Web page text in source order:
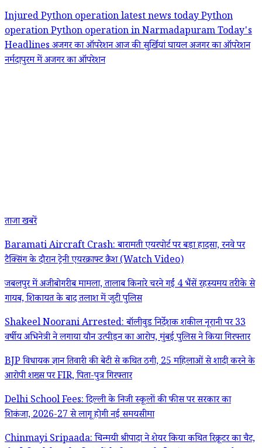
Injured Python operationlatest news todayPython
operationPython operation in NarmadapuramToday's
Headlinesअजगर का ऑपरेशनआज की सुर्खियांघायल अजगर का ऑपरेशन
नर्मदापुरम में अजगर का ऑपरेशन
ताजा खबरें
Baramati Aircraft Crash: बारामती एयरपोर्ट पर बड़ा हादसा, रनवे पर
टैक्सिंग के दौरान ट्रेनी एयरक्राफ्ट क्रैश (Watch Video)
जबलपुर में अजीबोगरीब मामला, तालाब किनारे चरने गईं 4 भैंसें रहस्यमय तरीके से
गायब, शिकायत के बाद तलाश में जुटी पुलिस
Shakeel Noorani Arrested: बॉलीवुड निर्देशक शकील नूरानी पर 33
वर्षीय अभिनेत्री ने लगाया यौन उत्पीड़न का आरोप, मुंबई पुलिस ने किया गिरफ्तार
BJP विधायक ज्ञान तिवारी की बेटी से कथित ठगी, 25 महिलाओं से शादी करने के
आरोपी शख्स पर FIR, पिता-पुत्र गिरफ्तार
Delhi School Fees: दिल्ली के निजी स्कूलों की फीस पर सरकार का
शिकंजा, 2026-27 से लागू होगी नई समयसीमा
Chinmayi Sripaada: चिन्मयी श्रीपादा ने शेयर किया कथित रिक्रूटर का चैट,